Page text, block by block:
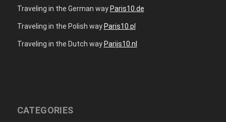
Traveling in the German way Paris10.de
Traveling in the Polish way Paris10.pl
Traveling in the Dutch way Parijs10.nl
CATEGORIES